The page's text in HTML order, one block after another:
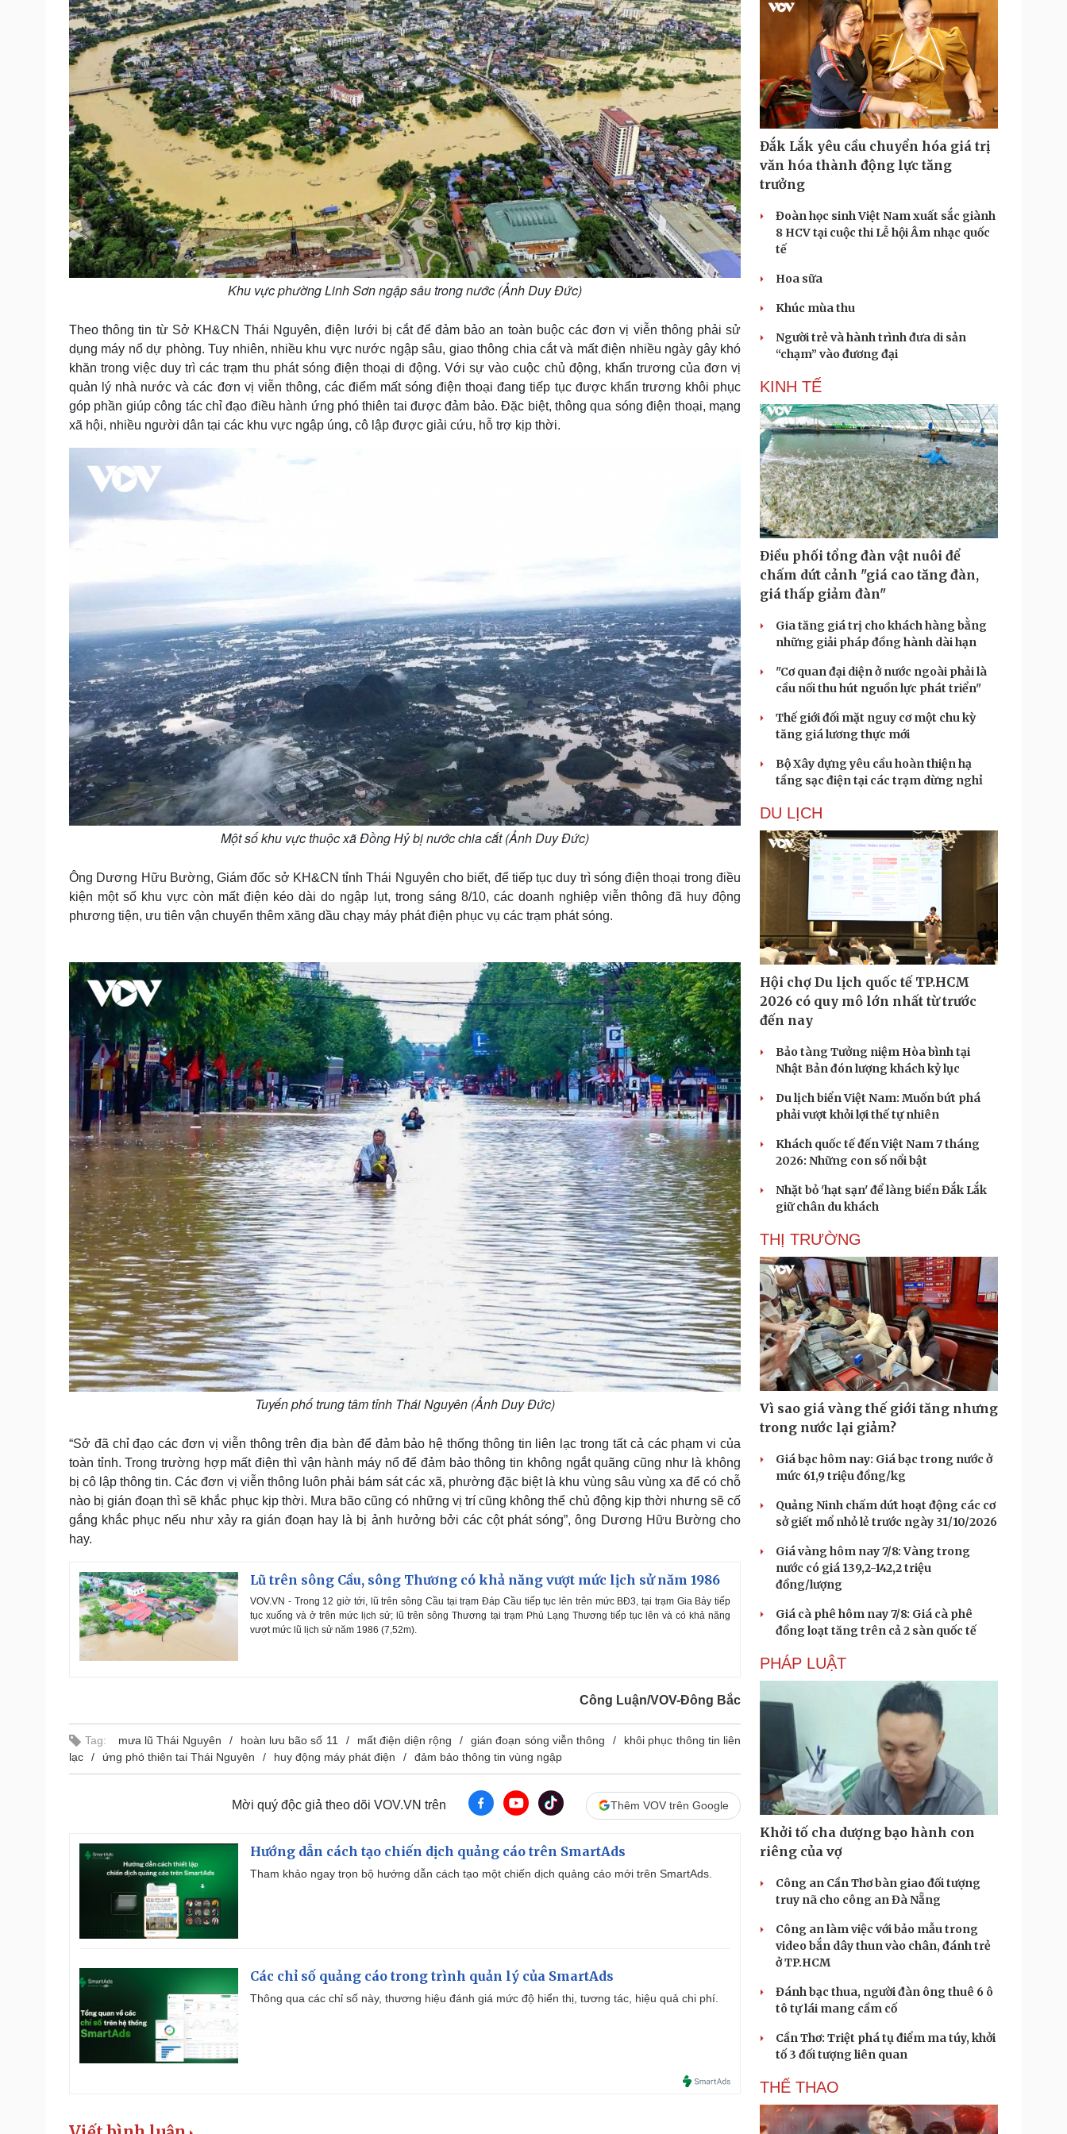
m
e
Khu vực phường Linh Sơn ngập sâu trong nước (Ảnh Duy Đức)
Theo thông tin từ Sở KH&CN Thái Nguyên, điện lưới bị cắt để đảm bảo an toàn buộc các đơn vị viễn thông phải sử
dụng máy nổ dự phòng. Tuy nhiên, nhiều khu vực nước ngập sâu, giao thông chia cắt và mất điện nhiều ngày gây khó
khăn trong việc duy trì các trạm thu phát sóng điện thoại di động. Với sự vào cuộc chủ động, khẩn trương của đơn vị
quản lý nhà nước và các đơn vị viễn thông, các điểm mất sóng điện thoại đang tiếp tục được khẩn trương khôi phục
góp phần giúp công tác chỉ đạo điều hành ứng phó thiên tai được đảm bảo. Đặc biệt, thông qua sóng điện thoại, mạng
xã hội, nhiều người dân tại các khu vực ngập úng, cô lập được giải cứu, hỗ trợ kịp thời.
Một số khu vực thuộc xã Đồng Hỷ bị nước chia cắt (Ảnh Duy Đức)
Ông Dương Hữu Bường, Giám đốc sở KH&CN tỉnh Thái Nguyên cho biết, để tiếp tục duy trì sóng điện thoại trong điều
kiện một số khu vực còn mất điện kéo dài do ngập lụt, trong sáng 8/10, các doanh nghiệp viễn thông đã huy động
phương tiện, ưu tiên vận chuyển thêm xăng dầu chạy máy phát điện phục vụ các trạm phát sóng.
Tuyến phố trung tâm tỉnh Thái Nguyên (Ảnh Duy Đức)
“Sở đã chỉ đạo các đơn vị viễn thông trên địa bàn để đảm bảo hệ thống thông tin liên lạc trong tất cả các phạm vi của
toàn tỉnh. Trong trường hợp mất điện thì vận hành máy nổ để đảm bảo thông tin không ngắt quãng cũng như là không
bị cô lập thông tin. Các đơn vị viễn thông luôn phải bám sát các xã, phường đặc biệt là khu vùng sâu vùng xa để có chỗ
nào bị gián đoạn thì sẽ khắc phục kịp thời. Mưa bão cũng có những vị trí cũng không thể chủ động kịp thời nhưng sẽ cố
gắng khắc phục nếu như xảy ra gián đoạn hay là bị ảnh hưởng bởi các cột phát sóng”, ông Dương Hữu Bường cho
hay.
Lũ trên sông Cầu, sông Thương có khả năng vượt mức lịch sử năm 1986
VOV.VN - Trong 12 giờ tới, lũ trên sông Cầu tại trạm Đáp Cầu tiếp tục lên trên mức BĐ3, tại trạm Gia Bảy tiếp
tục xuống và ở trên mức lịch sử; lũ trên sông Thương tại trạm Phủ Lạng Thương tiếp tục lên và có khả năng
vượt mức lũ lịch sử năm 1986 (7,52m).
Công Luận/VOV-Đông Bắc
Tag: mưa lũ Thái Nguyên hoàn lưu bão số 11 mất điện diện rộng gián đoạn sóng viễn thông
khôi phục thông tin liên
lạc
ứng phó thiên tai Thái Nguyên huy động máy phát điện đảm bảo thông tin vùng ngập
Mời quý độc giả theo dõi VOV.VN trên Thêm VOV trên Google
Hướng dẫn cách tạo chiến dịch quảng cáo trên SmartAds
Tham khảo ngay trọn bộ hướng dẫn cách tạo một chiến dịch quảng cáo mới trên SmartAds.
Các chỉ số quảng cáo trong trình quản lý của SmartAds
Thông qua các chỉ số này, thương hiệu đánh giá mức độ hiển thị, tương tác, hiệu quả chi phí.
Đắk Lắk yêu cầu chuyển hóa giá trị
văn hóa thành động lực tăng
trưởng
Đoàn học sinh Việt Nam xuất sắc giành
8 HCV tại cuộc thi Lễ hội Âm nhạc quốc
tế
Hoa sữa
Khúc mùa thu
Người trẻ và hành trình đưa di sản
“chạm” vào đương đại
KINH TẾ
Điều phối tổng đàn vật nuôi để
chấm dứt cảnh "giá cao tăng đàn,
giá thấp giảm đàn"
Gia tăng giá trị cho khách hàng bằng
những giải pháp đồng hành dài hạn
"Cơ quan đại diện ở nước ngoài phải là
cầu nối thu hút nguồn lực phát triển"
Thế giới đối mặt nguy cơ một chu kỳ
tăng giá lương thực mới
Bộ Xây dựng yêu cầu hoàn thiện hạ
tầng sạc điện tại các trạm dừng nghỉ
DU LỊCH
Hội chợ Du lịch quốc tế TP.HCM
2026 có quy mô lớn nhất từ trước
đến nay
Bảo tàng Tưởng niệm Hòa bình tại
Nhật Bản đón lượng khách kỷ lục
Du lịch biển Việt Nam: Muốn bứt phá
phải vượt khỏi lợi thế tự nhiên
Khách quốc tế đến Việt Nam 7 tháng
2026: Những con số nổi bật
Nhặt bỏ 'hạt sạn' để làng biển Đắk Lắk
giữ chân du khách
THỊ TRƯỜNG
Vì sao giá vàng thế giới tăng nhưng
trong nước lại giảm?
Giá bạc hôm nay: Giá bạc trong nước ở
mức 61,9 triệu đồng/kg
Quảng Ninh chấm dứt hoạt động các cơ
sở giết mổ nhỏ lẻ trước ngày 31/10/2026
Giá vàng hôm nay 7/8: Vàng trong
nước có giá 139,2-142,2 triệu
đồng/lượng
Giá cà phê hôm nay 7/8: Giá cà phê
đồng loạt tăng trên cả 2 sàn quốc tế
PHÁP LUẬT
Khởi tố cha dượng bạo hành con
riêng của vợ
Công an Cần Thơ bàn giao đối tượng
truy nã cho công an Đà Nẵng
Công an làm việc với bảo mẫu trong
video bắn dây thun vào chân, đánh trẻ
ở TP.HCM
Đánh bạc thua, người đàn ông thuê 6 ô
tô tự lái mang cầm cố
Cần Thơ: Triệt phá tụ điểm ma túy, khởi
tố 3 đối tượng liên quan
THỂ THAO